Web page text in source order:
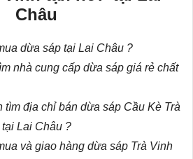
Châu
dừa sáp tại Lai Châu ?
nhà cung cấp dừa sáp giá rẻ chất
tìm địa chỉ bán dừa sáp Cầu Kè Trà
Lai Châu ?
và giao hàng dừa sáp Trà Vinh